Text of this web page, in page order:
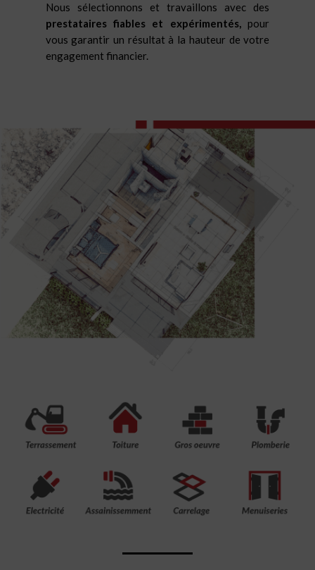
Nous sélectionnons et travaillons avec des
prestataires fiables et expérimentés,pour
vous garantir un résultat à la hauteur de votre
engagement financier.